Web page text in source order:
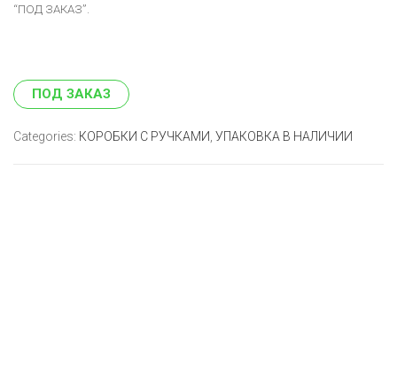
“ПОД ЗАКАЗ”.
ПОД ЗАКАЗ
Categories: КОРОБКИ С РУЧКАМИ УПАКОВКА В НАЛИЧИИ